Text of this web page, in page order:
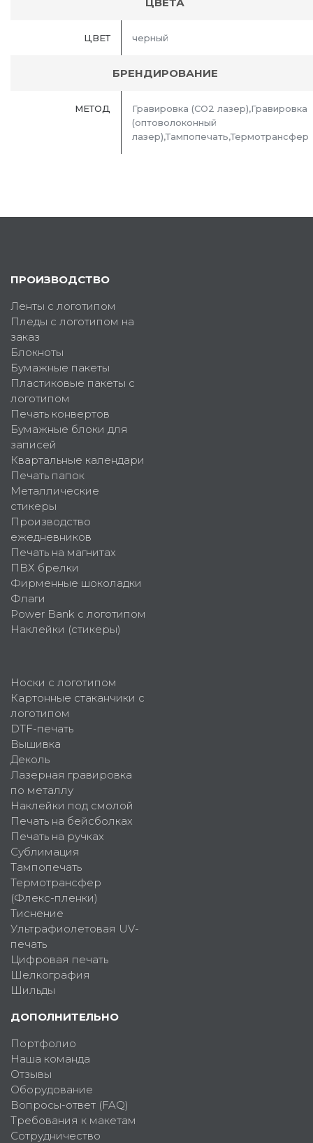
ЦВЕТ черный
БРЕНДИРОВАНИЕ
МЕТОД
Гравировка (CO2 лазер),Гравировка
(оптоволоконный
лазер),Тампопечать,Термотрансфер
ПРОИЗВОДСТВО
Ленты с логотипом
Пледы с логотипом на
заказ
Блокноты
Бумажные пакеты
Пластиковые пакеты с
логотипом
Печать конвертов
Бумажные блоки для
записей
Квартальные календари
Печать папок
Металлические
стикеры
Производство
ежедневников
Печать на магнитах
ПВХ брелки
Фирменные шоколадки
Флаги
Power Bank с логотипом
Наклейки (стикеры)
Носки с логотипом
Картонные стаканчики с
логотипом
DTF-печать
Вышивка
Деколь
Лазерная гравировка
по металлу
Наклейки под смолой
Печать на бейсболках
Печать на ручках
Сублимация
Тампопечать
Термотрансфер
(Флекс-пленки)
Тиснение
Ультрафиолетовая UV-
печать
Цифровая печать
Шелкография
Шильды
ДОПОЛНИТЕЛЬНО
Портфолио
Наша команда
Отзывы
Оборудование
Вопросы-ответ (FAQ)
Требования к макетам
Сотрудничество